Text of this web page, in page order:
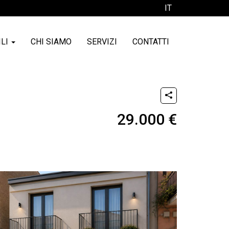
IT
CHI SIAMO SERVIZI CONTATTI
29.000 €